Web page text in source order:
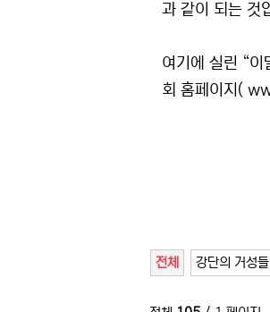
과 같이 되는 것
여기에 실린 “
회 홈페이지(
전체 강단의 거성들